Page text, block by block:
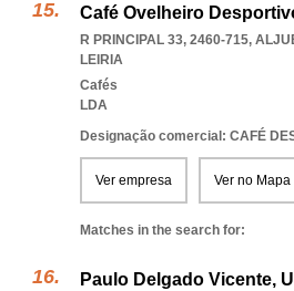
Café Ovelheiro
R PRINCIPAL 33, 2460-715,
LEIRIA
Cafés
LDA
Designação comercial: CAFÉ
Ver empresa Ver no Mapa
Matches in the search for:
Paulo Delgado Vicente,